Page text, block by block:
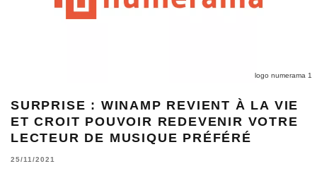
logo numerama 1
SURPRISE : WINAMP REVIENT À LA VIE
ET CROIT POUVOIR REDEVENIR VOTRE
LECTEUR DE MUSIQUE PRÉFÉRÉ
25/11/2021